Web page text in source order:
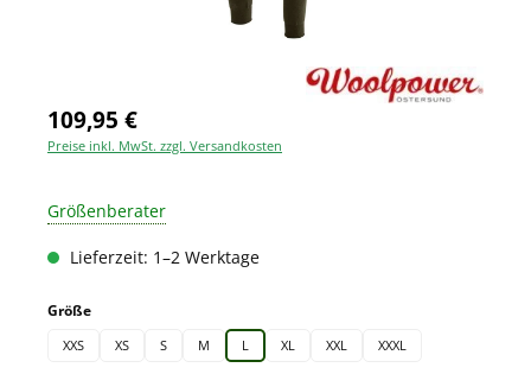
109,95 €
Preise inkl. MwSt. zzgl. Versandkosten
Größenberater
Lieferzeit: 1–2 Werktage
Größeauswählen
XXS XS S M L XL XXL XXXL